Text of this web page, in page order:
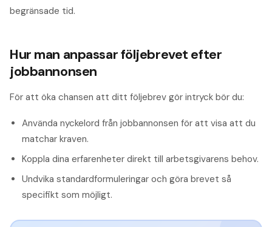
begränsade tid.
Hur man anpassar följebrevet efter
jobbannonsen
För att öka chansen att ditt följebrev gör intryck bör du:
Använda nyckelord från jobbannonsen för att visa att du
matchar kraven.
Koppla dina erfarenheter direkt till arbetsgivarens behov.
Undvika standardformuleringar och göra brevet så
specifikt som möjligt.